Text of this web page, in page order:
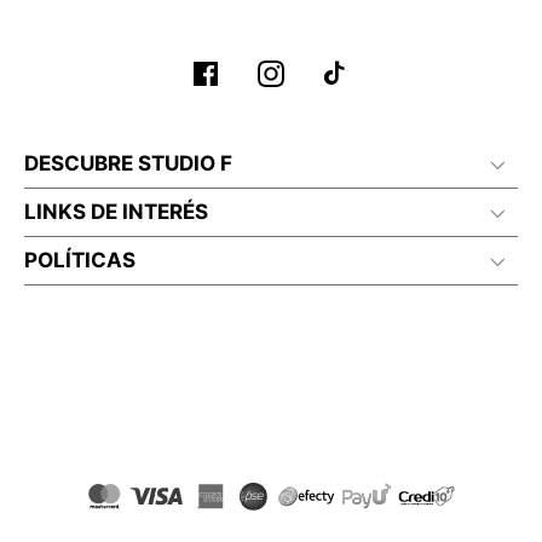
DESCUBRE STUDIO F
LINKS DE INTERÉS
POLÍTICAS